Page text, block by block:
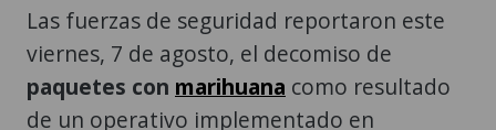
paquetes con marihuana como resultado
de un operativo implementado en
jurisdicción del municipio de Patzicía,
Chimaltenango.